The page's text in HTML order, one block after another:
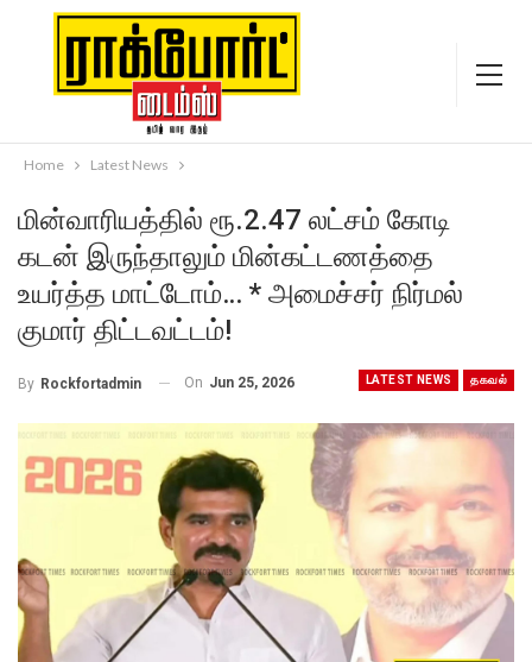
Home Latest News
மின்வாரியத்தில் ரூ.2.47 லட்சம் கோடி
கடன் இருந்தாலும் மின்கட்டணத்தை
உயர்த்த மாட்டோம்… * அமைச்சர் நிர்மல்
குமார் திட்டவட்டம்!
LATEST NEWS தகவல்
By Rockfortadmin On Jun 25, 2026